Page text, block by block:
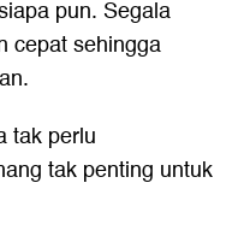
pun. Segala
cepat sehingga
tak perlu
tak penting untuk